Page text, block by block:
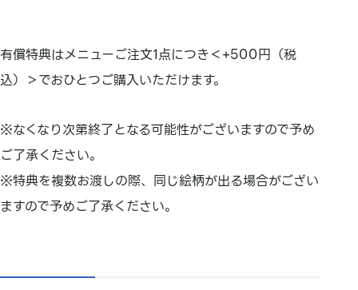
有償特典はメニューご注文1点につき＜+500円（税
込）＞でおひとつご購入いただけます。
※なくなり次第終了となる可能性がございますので予め
ご了承ください。
※特典を複数お渡しの際、同じ絵柄が出る場合がござい
ますので予めご了承ください。